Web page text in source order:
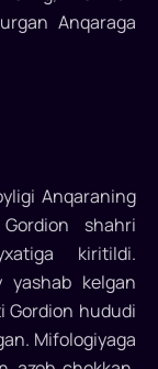
Anqaraga
Anqaraning
shahri
kiritildi.
yashab kelgan
Gordion hududi
Mifologiyaga